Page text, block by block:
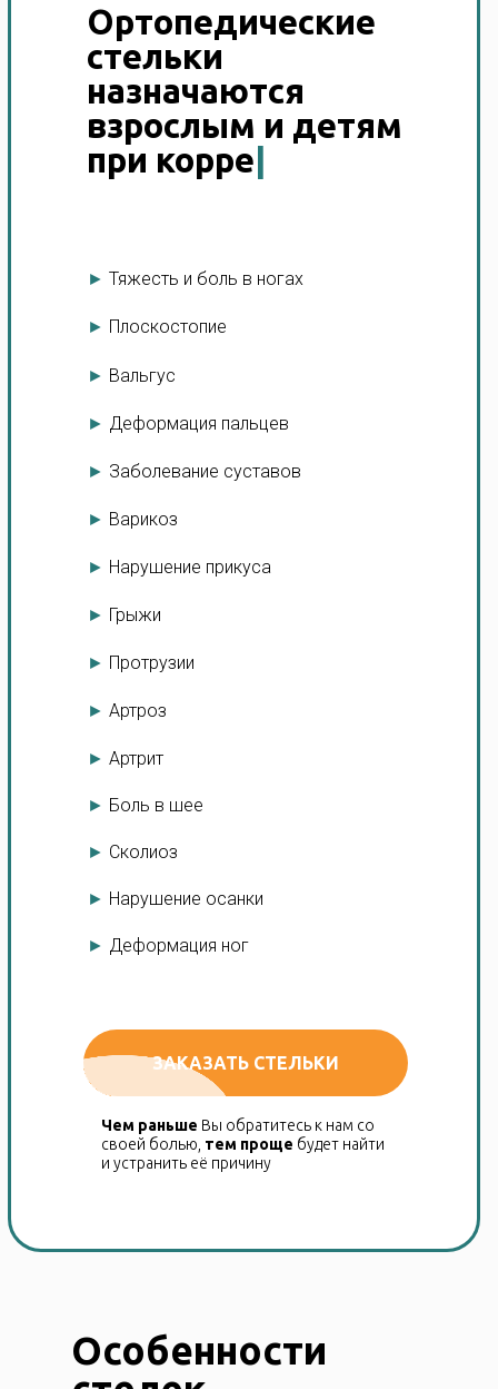
Ортопедические
стельки
назначаются
взрослым и детям
для лечения
ЗАКАЗАТЬ СТЕЛЬКИ
Чем раньше Вы обратитесь к нам со
своей болью, тем проще будет найти
и устранить её причину
► Вальгус
► Деформация пальцев
► Тяжесть и боль в ногах
► Плоскостопие
► Заболевание суставов
► Варикоз
► Артроз
► Протрузии
► Грыжи
► Нарушение прикуса
► Артрит
► Боль в шее
► Сколиоз
► Нарушение осанки
► Деформация ног
Особенности